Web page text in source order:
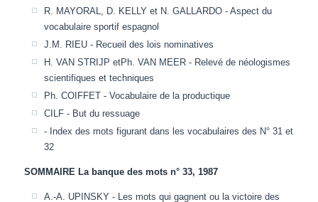
R. MAYORAL, D. KELLY et N. GALLARDO - Aspect du
vocabulaire sportif espagnol
J.M. RIEU - Recueil des lois nominatives
H. VAN STRIJP etPh. VAN MEER - Relevé de néologismes
scientifiques et techniques
Ph. COIFFET - Vocabulaire de la productique
CILF - But du ressuage
- Index des mots figurant dans les vocabulaires des N° 31 et
32
SOMMAIRE La banque des mots n° 33, 1987
A.-A. UPINSKY - Les mots qui gagnent ou la victoire des